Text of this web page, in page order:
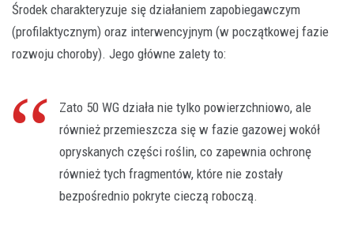
Środek charakteryzuje się działaniem zapobiegawczym
(profilaktycznym) oraz interwencyjnym (w początkowej fazie
rozwoju choroby). Jego główne zalety to:
Zato 50 WG działa nie tylko powierzchniowo, ale
również przemieszcza się w fazie gazowej wokół
opryskanych części roślin, co zapewnia ochronę
również tych fragmentów, które nie zostały
bezpośrednio pokryte cieczą roboczą.